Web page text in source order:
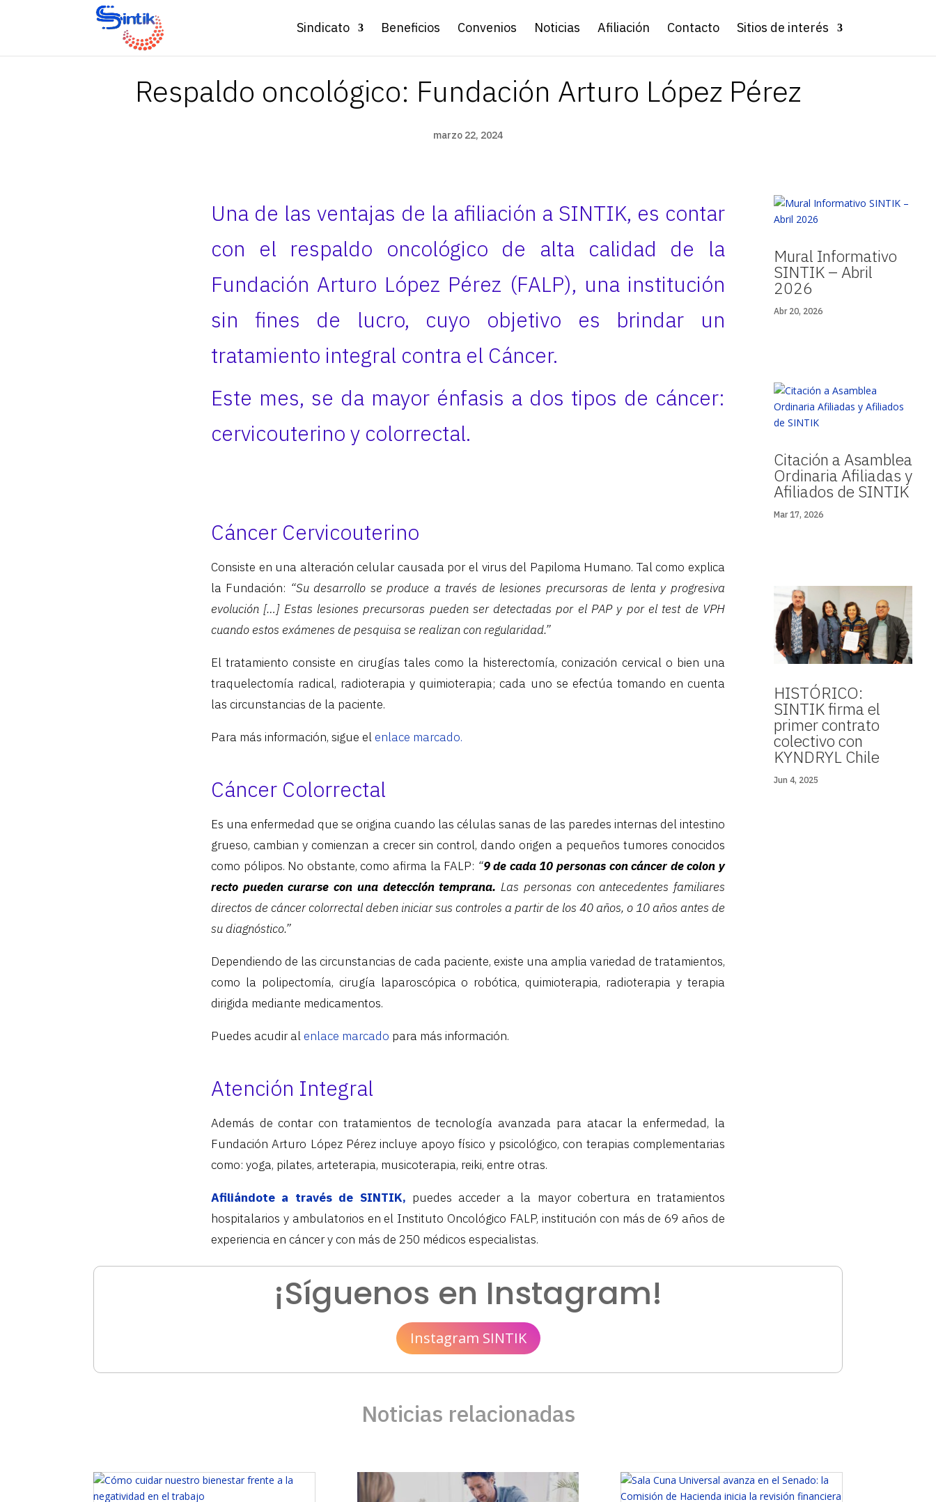
Sindicato Beneficios Convenios Noticias Afiliación Contacto Sitios de interés
Respaldo oncológico: Fundación Arturo López Pérez
marzo 22, 2024
Una de las ventajas de la afiliación a SINTIK, es contar
con el respaldo oncológico de alta calidad de la
Fundación Arturo López Pérez (FALP), una institución
sin fines de lucro, cuyo objetivo es brindar un
tratamiento integral contra el Cáncer.
Este mes, se da mayor énfasis a dos tipos de cáncer:
cervicouterino y colorrectal.
Cáncer Cervicouterino
Consiste en una alteración celular causada por el virus del Papiloma Humano. Tal como explica
la Fundación: “Su desarrollo se produce a través de lesiones precursoras de lenta y progresiva
evolución […] Estas lesiones precursoras pueden ser detectadas por el PAP y por el test de VPH
cuando estos exámenes de pesquisa se realizan con regularidad.”
El tratamiento consiste en cirugías tales como la histerectomía, conización cervical o bien una
traquelectomía radical, radioterapia y quimioterapia; cada uno se efectúa tomando en cuenta
las circunstancias de la paciente.
Para más información, sigue el enlace marcado.
Cáncer Colorrectal
Es una enfermedad que se origina cuando las células sanas de las paredes internas del intestino
grueso, cambian y comienzan a crecer sin control, dando origen a pequeños tumores conocidos
como pólipos. No obstante, como afirma la FALP: “9 de cada 10 personas con cáncer de colon y
recto pueden curarse con una detección temprana. Las personas con antecedentes familiares
directos de cáncer colorrectal deben iniciar sus controles a partir de los 40 años, o 10 años antes de
su diagnóstico.”
Dependiendo de las circunstancias de cada paciente, existe una amplia variedad de tratamientos,
como la polipectomía, cirugía laparoscópica o robótica, quimioterapia, radioterapia y terapia
dirigida mediante medicamentos.
Puedes acudir al enlace marcado para más información.
Atención Integral
Además de contar con tratamientos de tecnología avanzada para atacar la enfermedad, la
Fundación Arturo López Pérez incluye apoyo físico y psicológico, con terapias complementarias
como: yoga, pilates, arteterapia, musicoterapia, reiki, entre otras.
Afiliándote a través de SINTIK, puedes acceder a la mayor cobertura en tratamientos
hospitalarios y ambulatorios en el Instituto Oncológico FALP, institución con más de 69 años de
experiencia en cáncer y con más de 250 médicos especialistas.
Mural Informativo
SINTIK – Abril
2026
Abr 20, 2026
Citación a Asamblea
Ordinaria Afiliadas y
Afiliados de SINTIK
Mar 17, 2026
HISTÓRICO:
SINTIK firma el
primer contrato
colectivo con
KYNDRYL Chile
Jun 4, 2025
¡Síguenos en Instagram!
Instagram SINTIK
Noticias relacionadas